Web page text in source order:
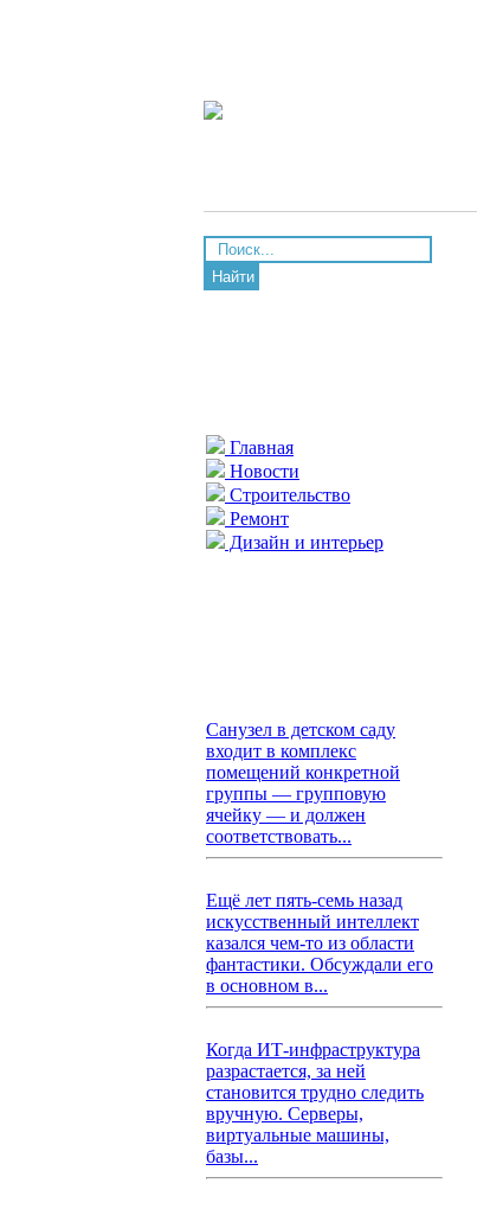
Найти
Главная
Новости
Строительство
Ремонт
Дизайн и интерьер
Санузел в детском саду
входит в комплекс
помещений конкретной
группы — групповую
ячейку — и должен
соответствовать...
Ещё лет пять-семь назад
искусственный интеллект
казался чем-то из области
фантастики. Обсуждали его
в основном в...
Когда ИТ-инфраструктура
разрастается, за ней
становится трудно следить
вручную. Серверы,
виртуальные машины,
базы...